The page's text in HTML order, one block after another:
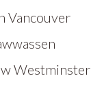
Vancouver
Westminster